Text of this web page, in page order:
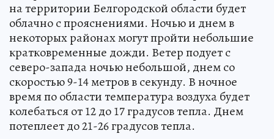
на территории Белгородской области будет
облачно с прояснениями. Ночью и днем в
некоторых районах могут пройти небольшие
кратковременные дожди. Ветер подует с
северо-запада ночью небольшой, днем со
скоростью 9-14 метров в секунду. В ночное
время по области температура воздуха будет
колебаться от 12 до 17 градусов тепла. Днем
потеплеет до 21-26 градусов тепла.